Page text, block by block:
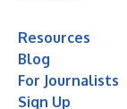
Resources
Blog
For Journalists
Sign Up